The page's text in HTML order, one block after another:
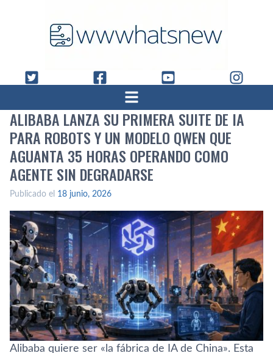
ALIBABA LANZA SU PRIMERA SUITE DE IA
PARA ROBOTS Y UN MODELO QWEN QUE
AGUANTA 35 HORAS OPERANDO COMO
AGENTE SIN DEGRADARSE
Publicado el 18 junio, 2026
Alibaba quiere ser «la fábrica de IA de China». Esta